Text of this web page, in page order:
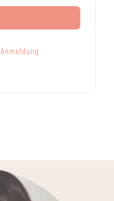
Anmeldung